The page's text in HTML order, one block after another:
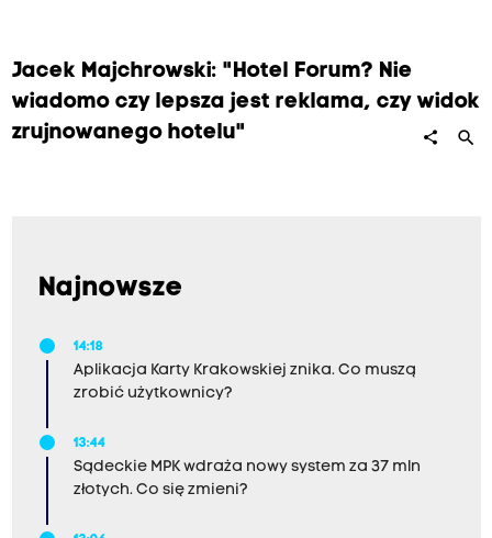
z
a
z
y
,
k
Jacek Majchrowski: "Hotel Forum? Nie
wiadomo czy lepsza jest reklama, czy widok
zrujnowanego hotelu"
share search
Najnowsze
14:18
Aplikacja Karty Krakowskiej znika. Co muszą
zrobić użytkownicy?
13:44
Sądeckie MPK wdraża nowy system za 37 mln
złotych. Co się zmieni?